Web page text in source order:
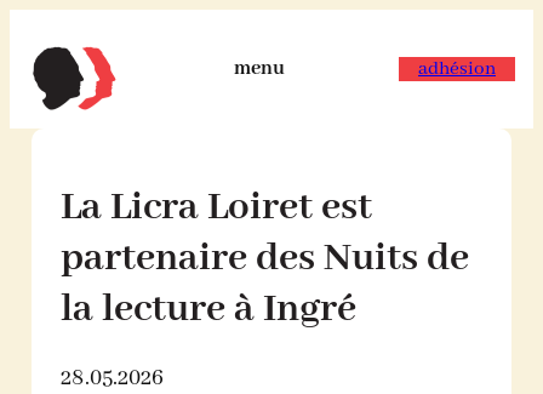
contenu
menu adhésion
La Licra Loiret est
partenaire des Nuits de
la lecture à Ingré
28.05.2026